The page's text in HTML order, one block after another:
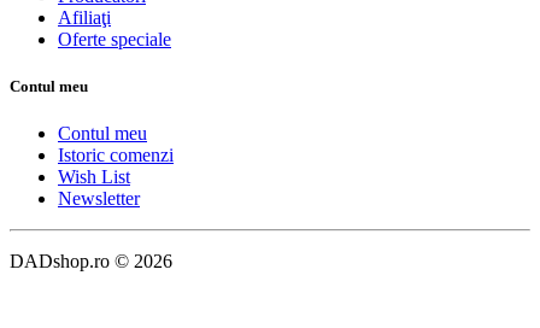
Afiliaţi
Oferte speciale
Contul meu
Contul meu
Istoric comenzi
Wish List
Newsletter
DADshop.ro © 2026